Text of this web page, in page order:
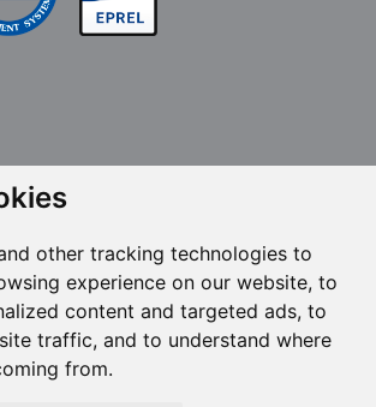
other tracking technologies to
experience on our website, to
content and targeted ads, to
traffic, and to understand where
from.
REGIONAL
del Programa ICEX Next, ha contado con el apoyo
del fondo europeo FEDER. La finalidad de
al desarrollo internacional de la empresa y de su
Todos los derechos reservados © 2024 Frecan, S.L.U. -